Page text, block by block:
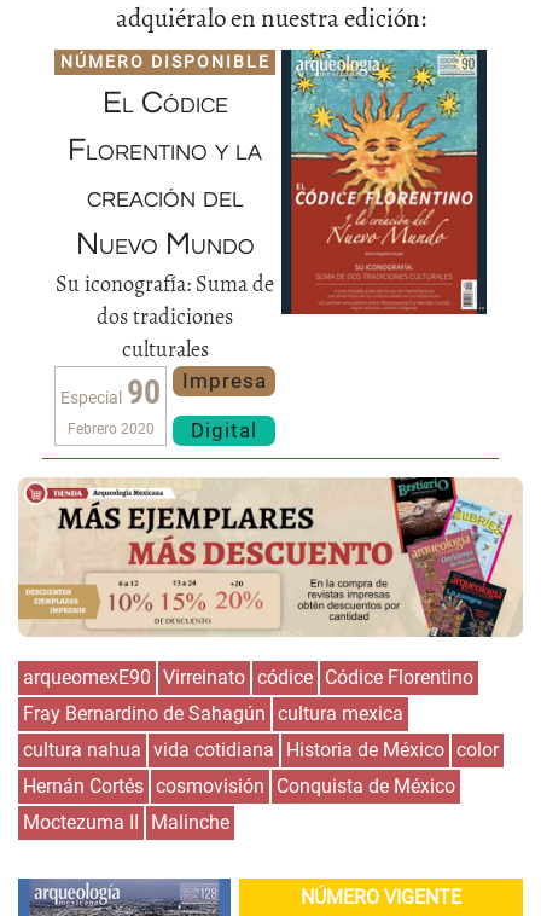
adquiéralo en nuestra edición:
NÚMERO DISPONIBLE
El Códice
Florentino y la
creación del
Nuevo Mundo
Su iconografía: Suma de
dos tradiciones
culturales
Especial 90
Febrero 2020
Impresa
Digital
arqueomexE90 Virreinato códice Códice Florentino
Fray Bernardino de Sahagún cultura mexica
cultura nahua vida cotidiana Historia de México color
Hernán Cortés cosmovisión
Conquista de México
Moctezuma II
Malinche
NÚMERO VIGENTE